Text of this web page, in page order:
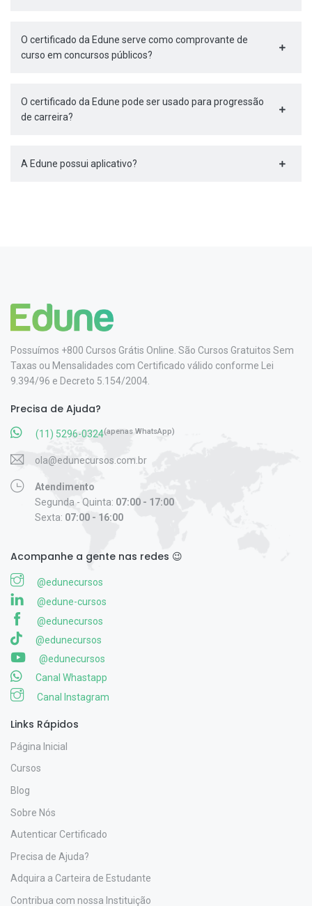
O certificado da Edune serve como comprovante de
curso em concursos públicos?
O certificado da Edune pode ser usado para progressão
de carreira?
A Edune possui aplicativo?
Possuímos +800 Cursos Grátis Online. São Cursos Gratuitos Sem
Taxas ou Mensalidades com Certificado válido conforme Lei
9.394/96 e Decreto 5.154/2004.
Precisa de Ajuda?
(11) 5296-0324(apenas WhatsApp)
ola@edunecursos.com.br
Atendimento
Segunda - Quinta: 07:00 - 17:00
Sexta: 07:00 - 16:00
Acompanhe a gente nas redes 😉
@edunecursos
@edune-cursos
@edunecursos
@edunecursos
@edunecursos
Canal Whastapp
Canal Instagram
Links Rápidos
Página Inicial
Cursos
Blog
Sobre Nós
Autenticar Certificado
Precisa de Ajuda?
Adquira a Carteira de Estudante
Contribua com nossa Instituição